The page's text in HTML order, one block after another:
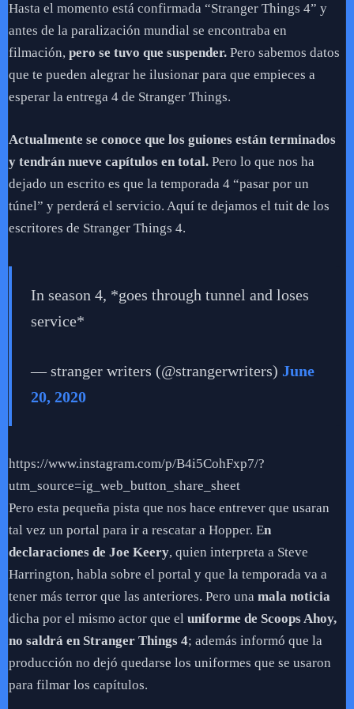
Hasta el momento está confirmada “Stranger Things 4” y
antes de la paralización mundial se encontraba en
filmación, pero se tuvo que suspender. Pero sabemos datos
que te pueden alegrar he ilusionar para que empieces a
esperar la entrega 4 de Stranger Things.
Actualmente se conoce que los guiones están terminados
y tendrán nueve capítulos en total. Pero lo que nos ha
dejado un escrito es que la temporada 4 “pasar por un
túnel” y perderá el servicio. Aquí te dejamos el tuit de los
escritores de Stranger Things 4.
In season 4, *goes through tunnel and loses
service*
— stranger writers (@strangerwriters) June
20, 2020
https://www.instagram.com/p/B4i5CohFxp7/?
utm_source=ig_web_button_share_sheet
Pero esta pequeña pista que nos hace entrever que usaran
tal vez un portal para ir a rescatar a Hopper. En
declaraciones de Joe Keery, quien interpreta a Steve
Harrington, habla sobre el portal y que la temporada va a
tener más terror que las anteriores. Pero una mala noticia
dicha por el mismo actor que el uniforme de Scoops Ahoy,
no saldrá en Stranger Things 4; además informó que la
producción no dejó quedarse los uniformes que se usaron
para filmar los capítulos.